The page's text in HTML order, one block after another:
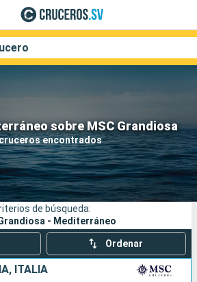
sobre MSC Grandiosa
encontrados
Compañías
Buscar
de búsqueda:
- Mediterráneo
Ordenar
ITALIA